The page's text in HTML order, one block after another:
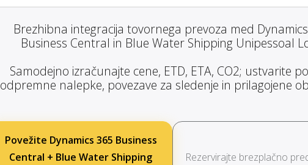
Brezhibna integracija tovornega prevoza med
Business Central in Blue Water Shipping Unipessoal
Samodejno izračunajte cene, ETD, ETA, CO2; ustvarite
odpremne nalepke, povezave za sledenje in prilagojene
Povežite Dynamics 365 Business
Central + Blue Water Shipping
Rezervirajte brezplačno